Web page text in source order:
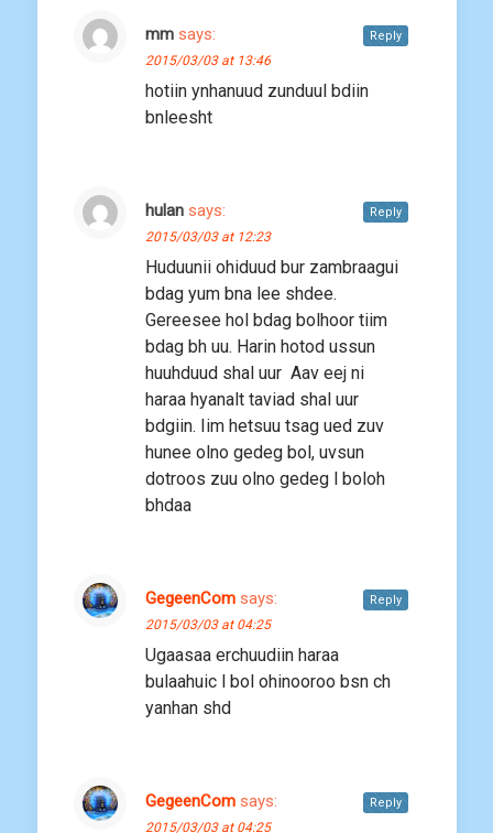
mm says:
2015/03/03 at 13:46
hotiin ynhanuud zunduul bdiin
bnleesht
Reply
hulan says:
2015/03/03 at 12:23
Huduunii ohiduud bur zambraagui
bdag yum bna lee shdee.
Gereesee hol bdag bolhoor tiim
bdag bh uu. Harin hotod ussun
huuhduud shal uur Aav eej ni
haraa hyanalt taviad shal uur
bdgiin. Iim hetsuu tsag ued zuv
hunee olno gedeg bol, uvsun
dotroos zuu olno gedeg l boloh
bhdaa
Reply
GegeenCom says:
2015/03/03 at 04:25
Ugaasaa erchuudiin haraa
bulaahuic l bol ohinooroo bsn ch
yanhan shd
Reply
GegeenCom says:
2015/03/03 at 04:25
Reply